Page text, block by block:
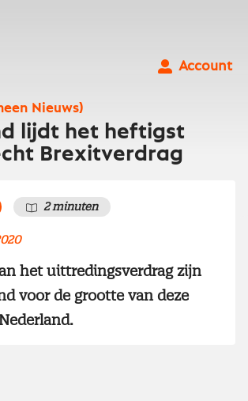
Account
Nieuws)
lijdt het heftigst
Brexitverdrag
2 minuten
het uittredingsverdrag zijn
voor de grootte van deze